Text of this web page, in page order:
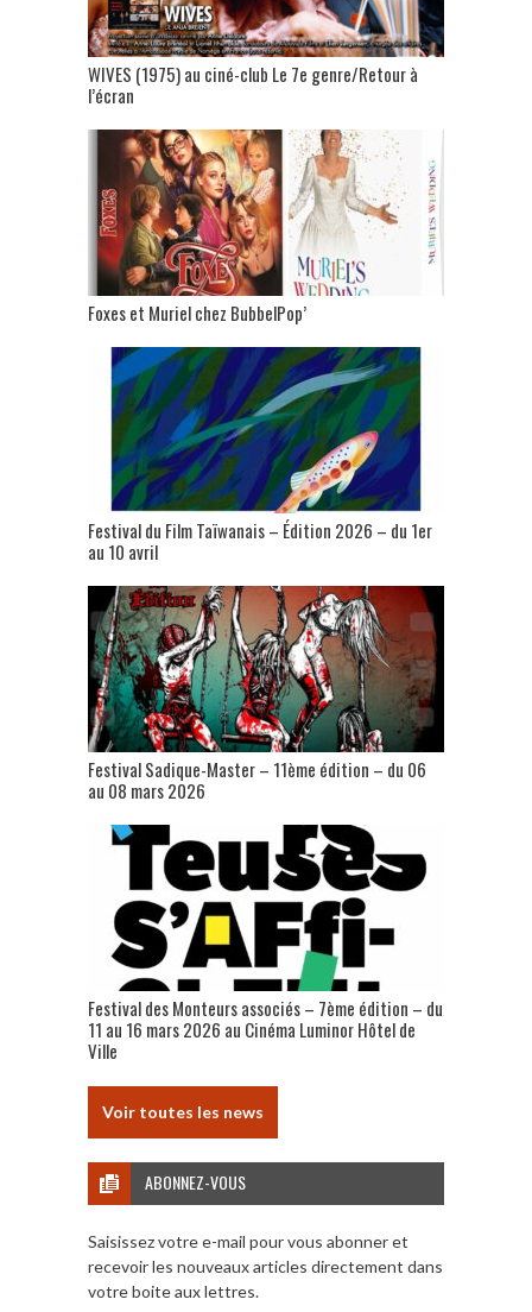
WIVES (1975) au ciné-club Le 7e genre/Retour à
l’écran
Foxes et Muriel chez BubbelPop’
Festival du Film Taïwanais – Édition 2026 – du 1er
au 10 avril
Festival Sadique-Master – 11ème édition – du 06
au 08 mars 2026
Festival des Monteurs associés – 7ème édition – du
11 au 16 mars 2026 au Cinéma Luminor Hôtel de
Ville
Voir toutes les news
ABONNEZ-VOUS
Saisissez votre e-mail pour vous abonner et
recevoir les nouveaux articles directement dans
votre boite aux lettres.